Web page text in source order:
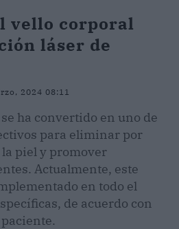
vello corporal
láser de
2024 08:11
se ha convertido en uno de
para eliminar por
piel y promover
Actualmente, este
en todo el
de acuerdo con